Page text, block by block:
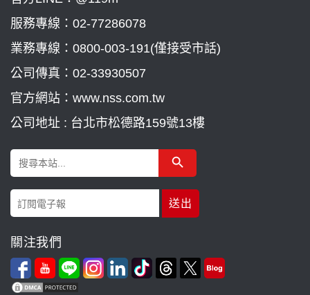
服務專線： 02-77286078
業務專線： 0800-003-191(僅接受市話)
公司傳真：02-33930507
官方網站：www.nss.com.tw
公司地址 : 台北市松德路159號13樓
Search
for:
Search Button
關注我們